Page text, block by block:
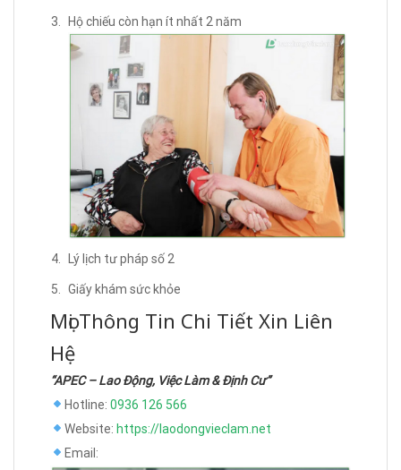
Hộ chiếu còn hạn ít nhất 2 năm
Lý lịch tư pháp số 2
Giấy khám sức khỏe
Mọi Thông Tin Chi Tiết Xin Liên
Hệ
“APEC – Lao Động, Việc Làm & Định Cư”
Hotline: 0936 126 566
Website: https://laodongvieclam.net
Email: